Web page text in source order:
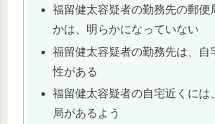
福留健太容疑者の勤務先の郵便
かは、明らかになっていない
福留健太容疑者の勤務先は、自
性がある
福留健太容疑者の自宅近くには
局があるよう